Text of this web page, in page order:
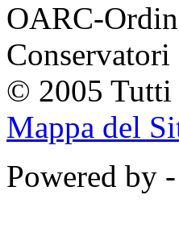
OARC-
© 2005
Mappa del
Powered by -